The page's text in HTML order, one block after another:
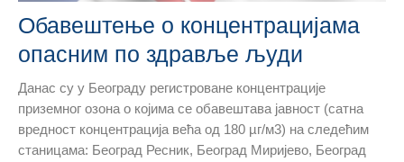
Обавештење о концентрацијама
опасним по здравље људи
Данас су у Београду регистроване концентрације
приземног озона о којима се обавештава јавност (сатна
вредност концентрација већа од 180 µг/м3) на следећим
станицама: Београд Ресник, Београд Миријево, Београд